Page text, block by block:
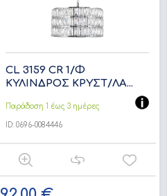
CL 3159 CR 1/Φ
ΚΥΛΙΝΔΡΟΣ ΚΡΥΣΤ/ΛΑ...
Παράδοση 1 έως 3 ημέρες
ID: 0696-0084446